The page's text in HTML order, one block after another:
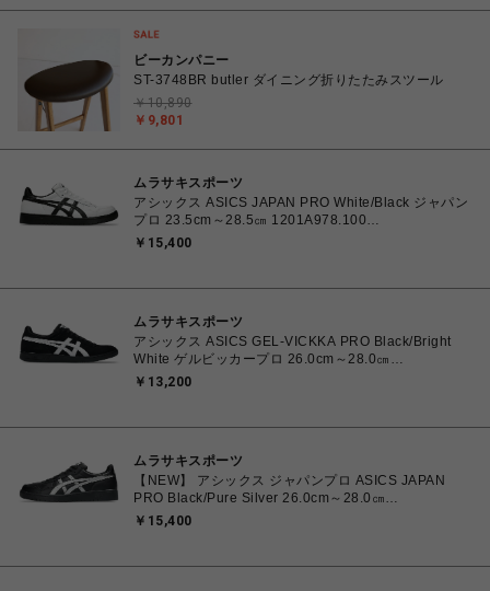
ビーカンパニー
ST-3748BR butler ダイニング折りたたみスツール
￥9,801
￥10,890
ムラサキスポーツ
アシックス ASICS JAPAN PRO White/Black ジャパン
プロ 23.5cm～28.5㎝ 1201A978.100
4550457071079 メンズ レディース スニーカー スケ
￥15,400
ムラサキスポーツ
アシックス ASICS GEL-VICKKA PRO Black/Bright
White ゲルビッカープロ 26.0cm～28.0㎝
1201A486.006 4570158997553 メンズ スニーカー
￥13,200
ムラサキスポーツ
【NEW】 アシックス ジャパンプロ ASICS JAPAN
PRO Black/Pure Silver 26.0cm～28.0㎝
1203B205.001 4573690068224 メンズ スニーカー
￥15,400